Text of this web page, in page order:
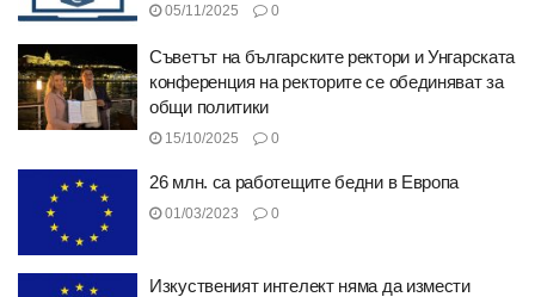
05/11/2025 0
Съветът на българските ректори и Унгарската
конференция на ректорите се обединяват за
общи политики
15/10/2025 0
26 млн. са работещите бедни в Европа
01/03/2023 0
Изкуственият интелект няма да измести